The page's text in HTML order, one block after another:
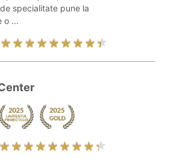
specialitate pune la
o ...